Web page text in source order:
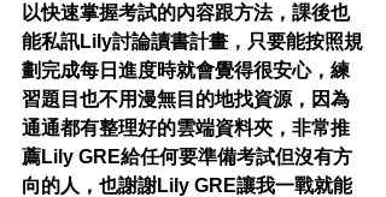
以快速掌握考試的內容跟方法，課後也
能私訊Lily討論讀書計畫，只要能按照規
劃完成每日進度時就會覺得很安心，練
習題目也不用漫無目的地找資源，因為
通通都有整理好的雲端資料夾，非常推
薦Lily GRE給任何要準備考試但沒有方
向的人，也謝謝Lily GRE讓我一戰就能